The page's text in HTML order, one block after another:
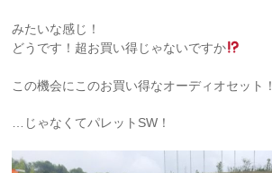
みたいな感じ！
どうです！超お買い得じゃないですか
この機会にこのお買い得なオーディオセット！
…じゃなくてパレットSW！